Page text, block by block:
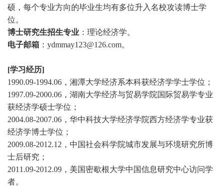
硕，每个专业方向的毕业生均有多位升入名校攻读博士学
位。
博士研究生招生专业 ：理论经济学。
电子邮箱 ： ydmmay123@126.com。
[学习经历]
1990.09-1994.06，湘潭大学经济系本科获经济学学士学位；
1997.09-2000.06，湖南大学经济与贸易学院国际贸易学专业
获经济学硕士学位；
2004.08-2007.06，华中科技大学经济学院西方经济学专业获
经济学博士学位；
2009.08-2012.12，中国社会科学院城市发展与环境研究所博
士后研究；
2011.09-2012.09，美国密歇根大学中国信息研究中心访问学
者。